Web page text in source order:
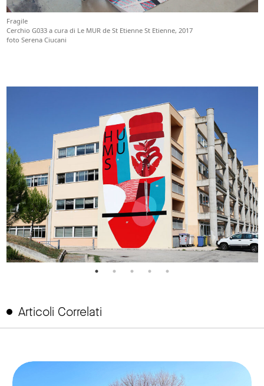
Fragile
Cerchio G033 a cura di Le MUR de St Etienne St Etienne, 2017
foto Serena Ciucani
Articoli Correlati
link to page